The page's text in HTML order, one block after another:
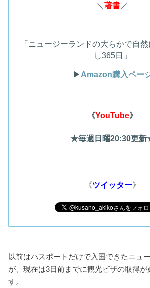
＼ 著書 ／
「ニュージーランドの大らかで自
し365日」
▶︎Amazon購入ペー
《YouTube》
★毎週日曜20:30更
《ツイッター》
以前はパスポートだけで入国できたニュ
が、現在は3日前までに観光ビザの取得が
す。